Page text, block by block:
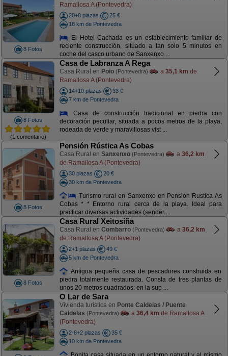
8 Fotos
Ramallosa A (Pontevedra)
20+8 plazas
25 €
18 km de Pontevedra
El Hotel Cachada es un establecimiento familiar de
reciente construcción, situado a tan solo 5 minutos en
coche del casco urbano de Sanxenxo ...
8 Fotos
(1 comentario)
Casa de Labranza A Rega
Casa Rural en Poio (Pontevedra) a 35,1 km de
Ramallosa A (Pontevedra)
14+10 plazas
33 €
7 km de Pontevedra
Casa de construcción tradicional en piedra con
decoración peculiar, situada a pocos metros de la playa,
rodeada de verde y maravillosas vist ...
8 Fotos
Pensión Rústica As Cobas
Casa Rural en Sanxenxo (Pontevedra) a 36,2 km
de Ramallosa A (Pontevedra)
30 plazas
20 €
30 km de Pontevedra
Turismo rural en Sanxenxo en Pension Rustica As
Cobas * * Entorno rural cerca de la playa. Ideal para
practicar diversas actividades (sender ...
8 Fotos
Casa Rural Xeitosiña
Casa Rural en Combarro (Pontevedra) a 36,2 km
de Ramallosa A (Pontevedra)
2+1 plazas
49 €
5 km de Pontevedra
Antigua pequeña casa de pescadores construida en
piedra totalmente restaurada. Consta de tres plantas de
unos 20 metros cuadrados: en la sup ...
O Lar de Sara
Vivienda turística en Ponte Caldelas / Puente
Caldelas (Pontevedra) a 36,4 km de Ramallosa A
(Pontevedra)
2-8+2 plazas
35 €
10 km de Pontevedra